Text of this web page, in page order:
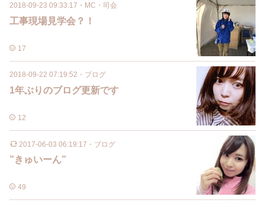
2018-09-23 09:33:17 ・ MC・司会
工事現場見学会？！
17
2018-09-22 07:19:52 ・ ブログ
1年ぶりのブログ更新です
12
2017-06-03 06:19:17 ・ ブログ
”きゅいーん”
49